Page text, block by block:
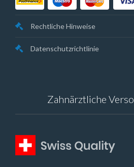
Rechtliche Hinweise
Datenschutzrichtlinie
Zahnärztliche